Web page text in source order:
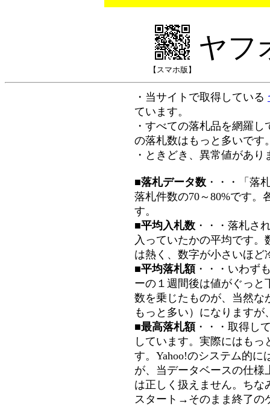
【スマホ版】
ヤフ
・当サイトで取得している
ています。
・すべての落札品を網羅
の落札数はもっと多いです
・ときどき、異常値があ
■落札データ数 ・・・「落
落札件数の70～80%です。
す。
■平均入札数 ・・・落札さ
入っていたかの平均です
は熱く、数字が小さいほど
■平均落札額 ・・・いわず
ーの１週間後は値がぐっと
数を乗じたものが、当然な
もっと多い）になります
■最高落札額 ・・・取得し
しています。実際にはも
す。Yahoo!のシステム的に
が、当データベースの仕様
は正しく扱えません。ちな
スタート→そのまま終了の